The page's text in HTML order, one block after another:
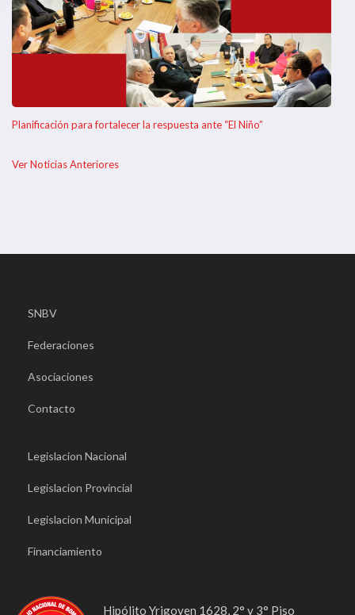
Planificación para fortalecer la respuesta ante “El Niño”
Ver Noticias Anteriores
SNBV
Federaciones
Asociaciones
Contacto
Legislacion Nacional
Legislacion Provincial
Legislacion Municipal
Financiamiento
Hipólito Yrigoyen 1628, 2° y 3° Piso